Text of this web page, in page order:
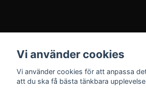
Vi använder cookies
Vi använder cookies för att anpassa
att du ska få bästa tänkbara